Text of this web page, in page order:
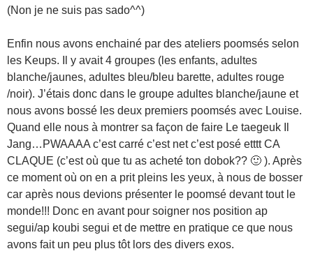
(Non je ne suis pas sado^^)
Enfin nous avons enchainé par des ateliers poomsés selon
les Keups. Il y avait 4 groupes (les enfants, adultes
blanche/jaunes, adultes bleu/bleu barette, adultes rouge
/noir). J’étais donc dans le groupe adultes blanche/jaune et
nous avons bossé les deux premiers poomsés avec Louise.
Quand elle nous à montrer sa façon de faire Le taegeuk Il
Jang…PWAAAA c’est carré c’est net c’est posé etttt CA
CLAQUE (c’est où que tu as acheté ton dobok?? 🙂 ). Après
ce moment où on en a prit pleins les yeux, à nous de bosser
car après nous devions présenter le poomsé devant tout le
monde!!! Donc en avant pour soigner nos position ap
segui/ap koubi segui et de mettre en pratique ce que nous
avons fait un peu plus tôt lors des divers exos.